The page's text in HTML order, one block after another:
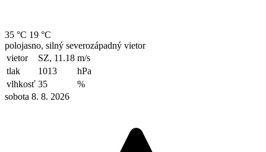
35 °C 19 °C
polojasno, silný severozápadný vietor
vietor
SZ, 11.18 m/s
tlak
1013
hPa
vlhkosť 35
%
sobota 8. 8. 2026